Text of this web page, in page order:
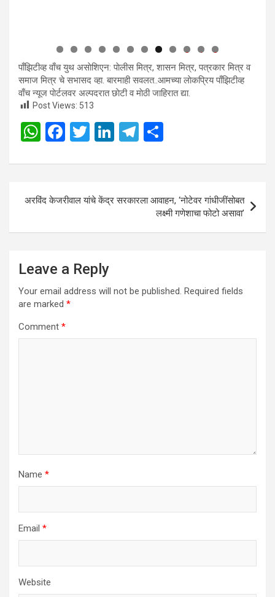
0 1
2
पाँझिटीव्ह वाँच युथ असाेशिएन: पाेलीस मित्र, शासन मित्र, पत्रकार मित्र व
समाज मित्र चे सभासद व्हा. बारमाही सवलत..आमच्या लाेकप्रिय पाँझिटीव्ह
वाँच न्यूज पाेर्टलवर अल्पदरात छाेटी व माेठी जाहिरात द्या.
Post Views: 513
W
at
s
A
p
F
ce
b
o
o
T
tt
er
Li
ke
n
T
e
a
m
ar
Post
अरविंद केजरीवाल यांचे केंद्र सरकारला आवाहन, ‘नोटेवर गांधीजींसोबत
लक्ष्मी गणेशाचा फोटो असावा’
Leave a Reply
Your email address will not be published. Required fields
are marked *
Comment *
Name *
Email *
Website